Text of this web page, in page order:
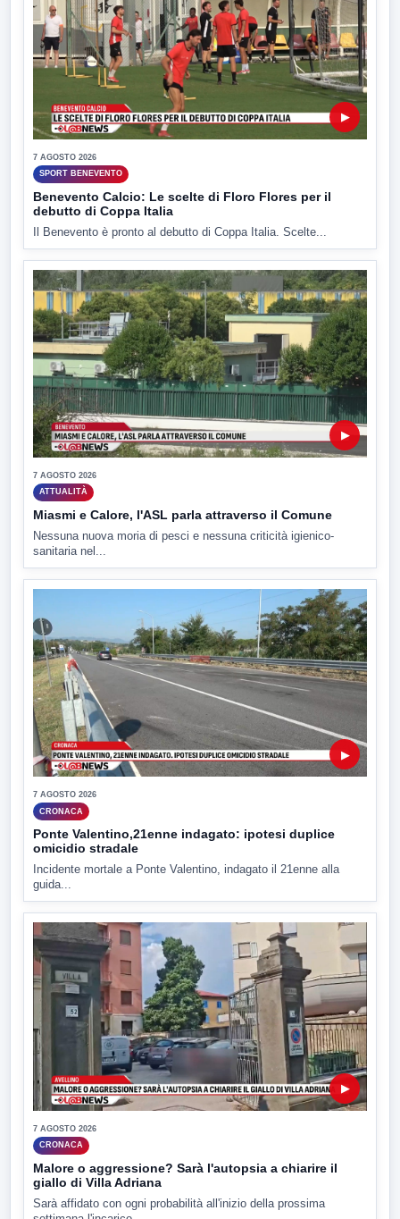
▶
7 AGOSTO 2026
SPORT BENEVENTO
Benevento Calcio: Le scelte di Floro Flores per il
debutto di Coppa Italia
Il Benevento è pronto al debutto di Coppa Italia. Scelte...
▶
7 AGOSTO 2026
ATTUALITÀ
Miasmi e Calore, l'ASL parla attraverso il Comune
Nessuna nuova moria di pesci e nessuna criticità igienico-
sanitaria nel...
▶
7 AGOSTO 2026
CRONACA
Ponte Valentino,21enne indagato: ipotesi duplice
omicidio stradale
Incidente mortale a Ponte Valentino, indagato il 21enne alla
guida...
▶
7 AGOSTO 2026
CRONACA
Malore o aggressione? Sarà l'autopsia a chiarire il
giallo di Villa Adriana
Sarà affidato con ogni probabilità all'inizio della prossima